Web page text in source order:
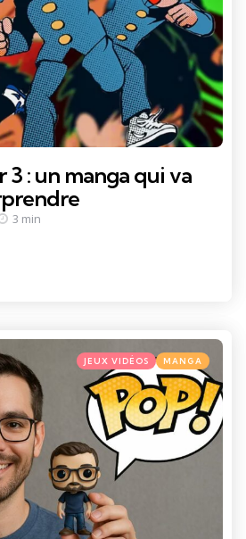
3 : un manga qui va
3 min
Categories
Posted
in
JEUX VIDÉOS MANGA